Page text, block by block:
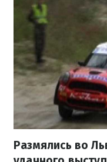
Размялись во